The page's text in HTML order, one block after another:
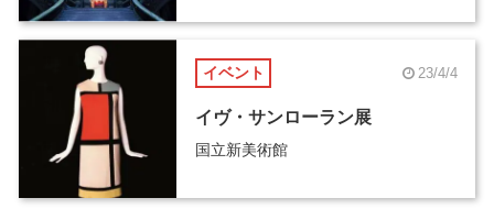
イベント 23/4/4
イヴ・サンローラン展
国立新美術館